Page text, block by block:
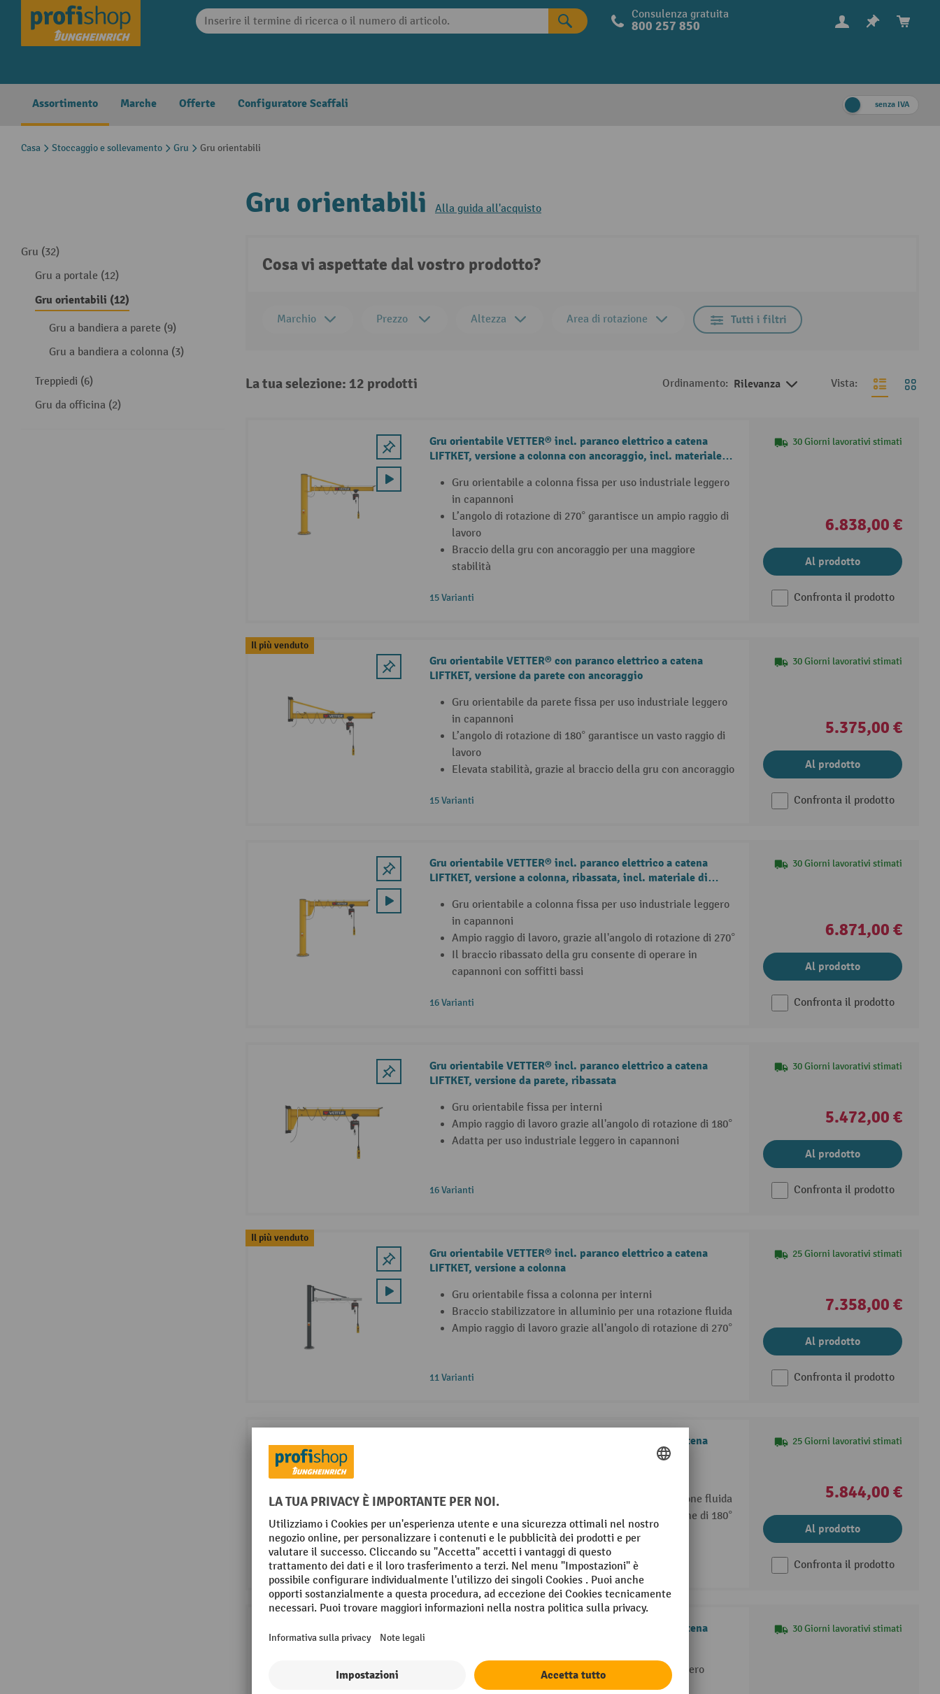
Skip to main navigation Consulenza gratuita
800 257 850
Assortimento Marche Offerte Configuratore Scaffali senza IVA
Casa Stoccaggio e sollevamento Gru Gru orientabili
Gru (32)
Gru a portale (12)
Gru orientabili (12)
Gru a bandiera a parete (9)
Gru a bandiera a colonna (3)
Treppiedi (6)
Gru da officina (2)
Gru orientabili Alla guida all'acquisto
Cosa vi aspettate dal vostro prodotto?
Marchio Prezzo Altezza Area di rotazione Tutti i filtri
La tua selezione: 12 prodotti Ordinamento: Rilevanza Vista:
Gru orientabile VETTER® incl. paranco elettrico a catena
LIFTKET, versione a colonna con ancoraggio, incl. materiale di
Gru orientabile a colonna fissa per uso industriale leggero
in capannoni
L’angolo di rotazione di 270° garantisce un ampio raggio di
lavoro
Braccio della gru con ancoraggio per una maggiore
stabilità
15 Varianti
30 Giorni lavorativi stimati
6.838,00 €
Al prodotto
Confronta il prodotto
Il più venduto
Gru orientabile VETTER® con paranco elettrico a catena
LIFTKET, versione da parete con ancoraggio
Gru orientabile da parete fissa per uso industriale leggero
in capannoni
L’angolo di rotazione di 180° garantisce un vasto raggio di
lavoro
Elevata stabilità, grazie al braccio della gru con ancoraggio
15 Varianti
30 Giorni lavorativi stimati
5.375,00 €
Al prodotto
Confronta il prodotto
Gru orientabile VETTER® incl. paranco elettrico a catena
LIFTKET, versione a colonna, ribassata, incl. materiale di
Gru orientabile a colonna fissa per uso industriale leggero
in capannoni
Ampio raggio di lavoro, grazie all'angolo di rotazione di 270°
Il braccio ribassato della gru consente di operare in
capannoni con soffitti bassi
16 Varianti
30 Giorni lavorativi stimati
6.871,00 €
Al prodotto
Confronta il prodotto
Gru orientabile VETTER® incl. paranco elettrico a catena
LIFTKET, versione da parete, ribassata
Gru orientabile fissa per interni
Ampio raggio di lavoro grazie all'angolo di rotazione di 180°
Adatta per uso industriale leggero in capannoni
16 Varianti
30 Giorni lavorativi stimati
5.472,00 €
Al prodotto
Confronta il prodotto
Il più venduto
Gru orientabile VETTER® incl. paranco elettrico a catena
LIFTKET, versione a colonna
Gru orientabile fissa a colonna per interni
Braccio stabilizzatore in alluminio per una rotazione fluida
Ampio raggio di lavoro grazie all'angolo di rotazione di 270°
11 Varianti
25 Giorni lavorativi stimati
7.358,00 €
Al prodotto
Confronta il prodotto
Gru orientabile VETTER® incl. paranco elettrico a catena
Braccio stabilizzatore in alluminio per una rotazione fluida
Ampio raggio di lavoro grazie all'angolo di rotazione di 180°
11 Varianti
25 Giorni lavorativi stimati
5.844,00 €
Al prodotto
Confronta il prodotto
Gru orientabile VETTER® incl. paranco elettrico a catena
Gru orientabile a colonna per uso industriale leggero
(secondo EN 13001 HC2 S2 HD2)
30 Giorni lavorativi stimati